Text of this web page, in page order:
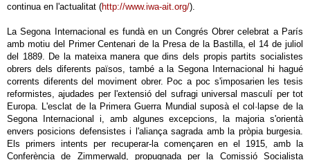
continua en l'actualitat (http://www.iwa-ait.org/).
La Segona Internacional es fundà en un Congrés Obrer celebrat a París
amb motiu del Primer Centenari de la Presa de la Bastilla, el 14 de juliol
del 1889. De la mateixa manera que dins dels propis partits socialistes
obrers dels diferents països, també a la Segona Internacional hi hagué
corrents diferents del moviment obrer. Poc a poc s'imposarien les tesis
reformistes, ajudades per l'extensió del sufragi universal masculí per tot
Europa. L'esclat de la Primera Guerra Mundial suposà el col·lapse de la
Segona Internacional i, amb algunes excepcions, la majoria s'orientà
envers posicions defensistes i l'aliança sagrada amb la pròpia burgesia.
Els primers intents per recuperar-la començaren en el 1915, amb la
Conferència de Zimmerwald, propugnada per la Comissió Socialista